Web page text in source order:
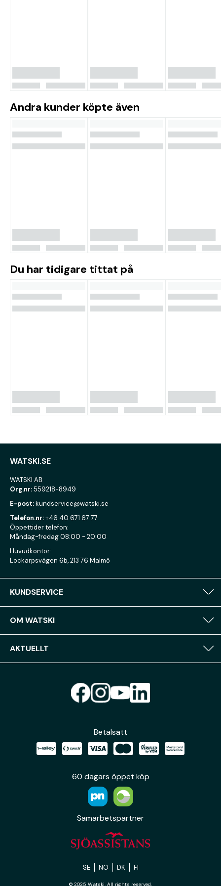
Andra kunder köpte även
Du har tidigare tittat på
WATSKI.SE
WATSKI AB
Org.nr:559218-8949
E-post:kundservice@watski.se
Telefon.nr:+46 40 671 67 77
Öppettider telefon:
Måndag-fredag 08:00 - 20:00
Huvudkontor:
Lockarpsvägen 6b, 213 76 Malmö
KUNDSERVICE
OM WATSKI
AKTUELLT
Betalsätt
60 dagars öppet köp
Samarbetspartner
SE NO DK FI
© 2025 Watski. All rights reserved.